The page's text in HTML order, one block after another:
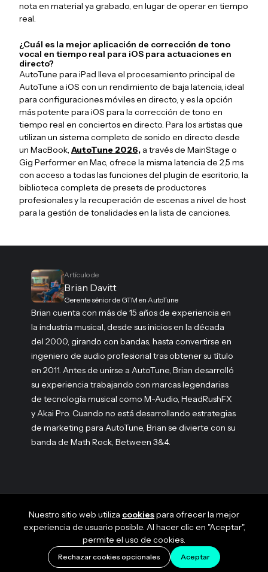
nota en material ya grabado, en lugar de operar en tiempo
real.
¿Cuál es la mejor aplicación de corrección de tono
vocal en tiempo real para iOS para actuaciones en
directo?
AutoTune para iPad lleva el procesamiento principal de
AutoTune a iOS con un rendimiento de baja latencia, ideal
para configuraciones móviles en directo, y es la opción
más potente para iOS para la corrección de tono en
tiempo real en conciertos en directo. Para los artistas que
utilizan un sistema completo de sonido en directo desde
un MacBook, AutoTune 2026, a través de MainStage o
Gig Performer en Mac, ofrece la misma latencia de 2,5 ms
con acceso a todas las funciones del plugin de escritorio, la
biblioteca completa de presets de productores
profesionales y la recuperación de escenas a nivel de host
para la gestión de tonalidades en la lista de canciones.
Artículo de
Brian Davitt
Gerente sénior de GTM en AutoTune
Brian cuenta con más de 15 años de experiencia en
la industria musical, desde sus inicios en la década
del 2000, girando con bandas, hasta convertirse en
ingeniero de audio profesional tras obtener su título
en 2011. Antes de unirse a AutoTune, Brian desarrolló
su experiencia trabajando con marcas legendarias
de tecnología musical como M-Audio, HeadRushFX
y Akai Pro. Cuando no está desarrollando estrategias
de marketing para AutoTune, Brian se divierte con su
banda de Math Rock, Between 3&4.
Nuestro sitio web utiliza cookiespara ofrecer la mejor
experiencia de usuario posible. Al hacer clic en "Aceptar",
permite el uso de cookies.
Rechazar cookies opcionales Aceptar